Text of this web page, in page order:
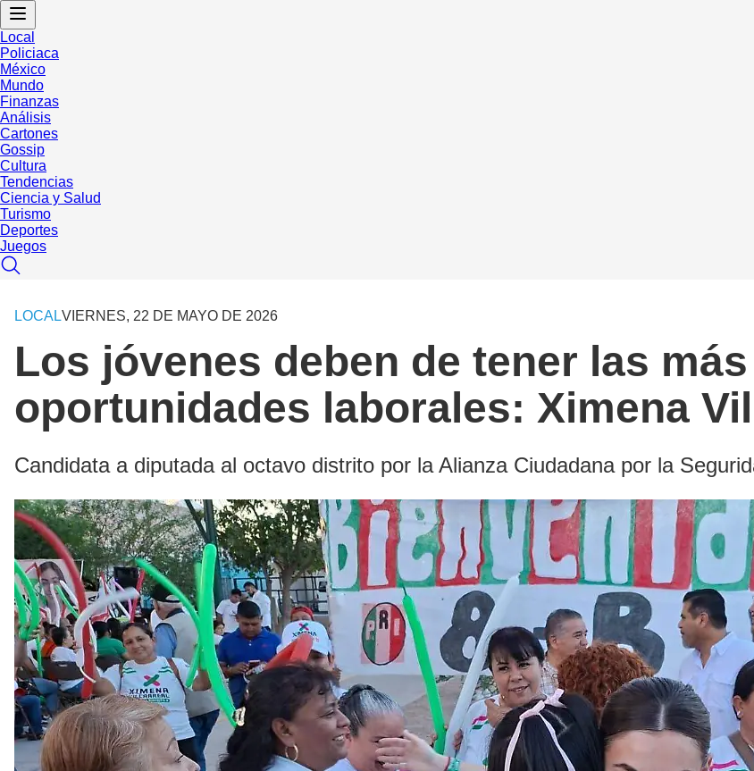
Local
Policiaca
México
Mundo
Finanzas
Análisis
Cartones
Gossip
Cultura
Tendencias
Ciencia y Salud
Turismo
Deportes
Juegos
LOCALVIERNES, 22 DE MAYO DE 2026
Los jóvenes deben de tener las
oportunidades laborales: Ximena
Candidata a diputada al octavo distrito por la Alianza Ciudadana por la